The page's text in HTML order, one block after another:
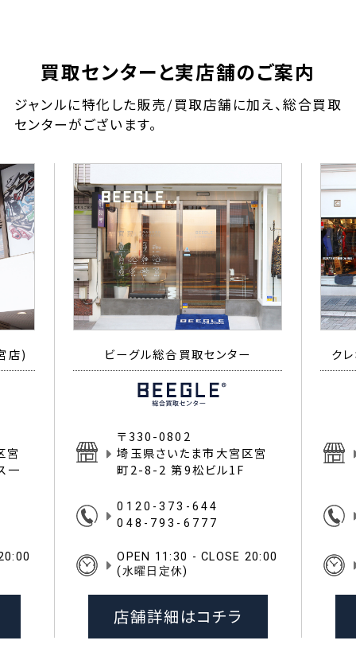
買取センターと実店舗のご案内
ジャンルに特化した販売/買取店舗に加え、総合買取
センターがございます。
店)
宮
一
ビーグル総合買取センター
〒330-0802
埼玉県さいたま市大宮区宮
町2-8-2 第9松ビル1F
0120-373-644
048-793-6777
OPEN 11:30 - CLOSE 20:00
(水曜日定休)
店舗詳細はコチラ
ク